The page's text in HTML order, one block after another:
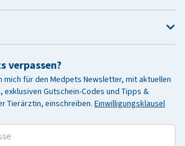
verpassen?
mich für den Medpets Newsletter, mit aktuellen
exklusiven Gutschein-Codes und Tipps &
Tierärztin, einschreiben. Einwilligungsklausel